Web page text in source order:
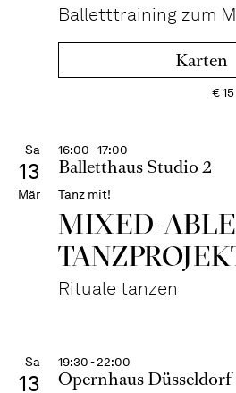
Balletttraining zum
Karten
€15
Sa
13
Mär
16:00 - 17:00
Balletthaus Studio 2
Tanz mit!
MIXED-
Rituale tanzen
Sa
13
19:30 - 22:00
Opernhaus Düsseldorf